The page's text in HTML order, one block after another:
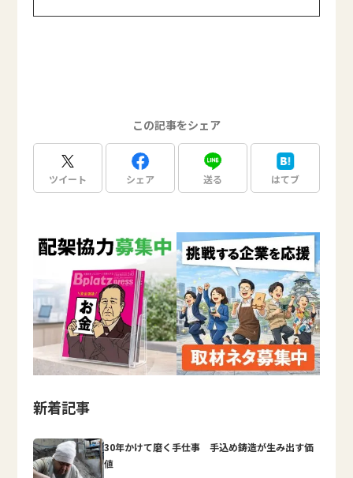
この記事をシェア
ツイート シェア 送る はてブ
新着記事
30年かけて磨く手仕事 手込め鋳造が生み出す価
値